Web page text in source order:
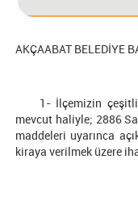
AKÇAABAT BELEDİYE
1- İlçemizin çeşitli
mevcut haliyle; 2886
maddeleri uyarınca
kiraya verilmek üzere